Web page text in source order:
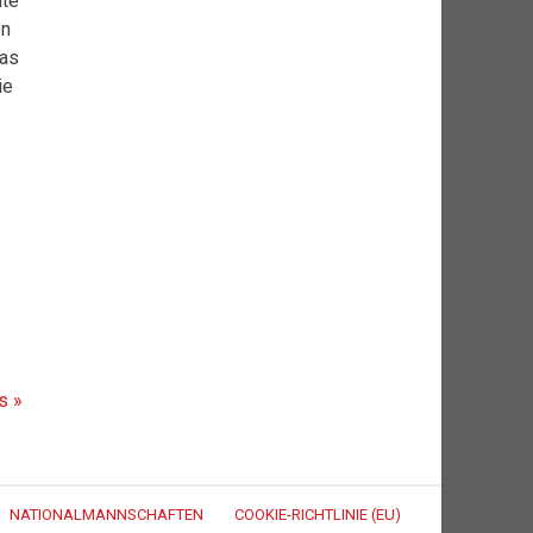
»
NATIONALMANNSCHAFTEN COOKIE-RICHTLINIE (EU)